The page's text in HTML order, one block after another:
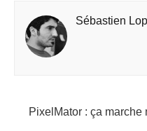
Sébastien
PixelMator : ça